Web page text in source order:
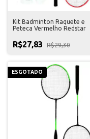
Kit Badminton Raquete e
Peteca Vermelho Redstar
R$27,83 R$29,30
ESGOTADO